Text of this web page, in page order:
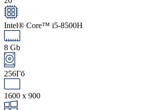
Intel® Core™ i5-8500H
8 Gb
256Гб
1600 x 900